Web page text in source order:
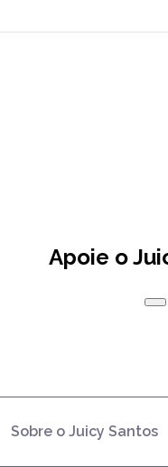
Apoie o
Sobre o Juicy Santos